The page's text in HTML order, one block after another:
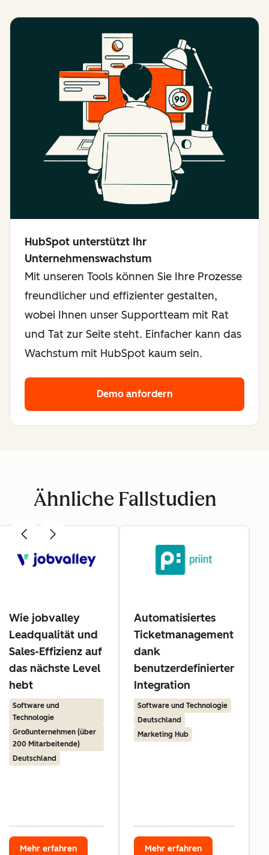
HubSpot unterstützt Ihr
Unternehmenswachstum
Mit unseren Tools können Sie Ihre Prozesse
freundlicher und effizienter gestalten,
wobei Ihnen unser Supportteam mit Rat
und Tat zur Seite steht. Einfacher kann das
Wachstum mit HubSpot kaum sein.
Demo anfordern
Ähnliche Fallstudien
Wie jobvalley
Leadqualität und
Sales-Effizienz auf
das nächste Level
hebt
Software und
Technologie
Großunternehmen (über
200 Mitarbeitende)
Deutschland
Mehr erfahren
Automatisiertes
Ticketmanagement
dank
benutzerdefinierter
Integration
Software und Technologie
Deutschland
Marketing Hub
Mehr erfahren